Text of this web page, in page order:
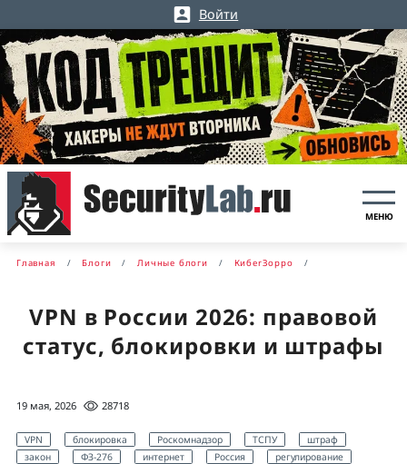
Войти
МЕНЮ
Главная Блоги Личные блоги КибerЗорро
VPN в России 2026: правовой
статус, блокировки и штрафы
19 мая, 2026 28718
VPN блокировка Роскомнадзор ТСПУ
штраф
закон
ФЗ-276 интернет Россия
регулирование